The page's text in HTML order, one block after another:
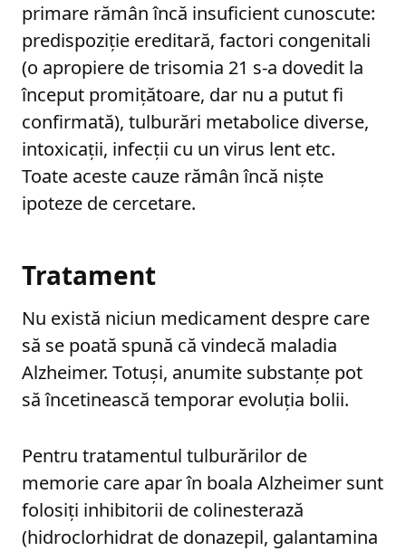
primare rămân încă insuficient cunoscute:
predispoziţie ereditară, factori congenitali
(o apropiere de trisomia 21 s-a dovedit la
început promiţătoare, dar nu a putut fi
confirmată), tulburări metabolice diverse,
intoxicaţii, infecţii cu un virus lent etc.
Toate aceste cauze rămân încă nişte
ipoteze de cercetare.
Tratament
Nu există niciun medicament despre care
să se poată spună că vindecă maladia
Alzheimer. Totuși, anumite substanțe pot
să încetinească temporar evoluția bolii.
Pentru tratamentul tulburărilor de
memorie care apar în boala Alzheimer sunt
folosiți inhibitorii de colinesterază
(hidroclorhidrat de donazepil, galantamina